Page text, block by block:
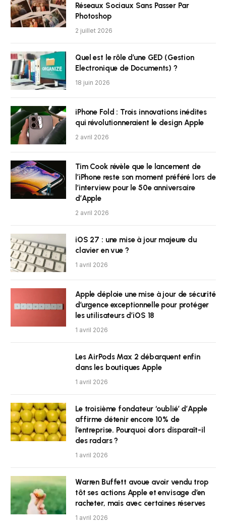
Réseaux Sociaux Sans Passer Par
Photoshop
2 juillet 2026
Quel est le rôle d’une GED (Gestion
Electronique de Documents) ?
18 juin 2026
iPhone Fold : Trois innovations inédites
qui révolutionneraient le design Apple
2 avril 2026
Tim Cook révèle que le lancement de
l’iPhone reste son moment préféré lors de
l’interview pour le 50e anniversaire
d’Apple
2 avril 2026
iOS 27 : une mise à jour majeure du
clavier en vue ?
1 avril 2026
Apple déploie une mise à jour de sécurité
d’urgence exceptionnelle pour protéger
les utilisateurs d’iOS 18
1 avril 2026
Les AirPods Max 2 débarquent enfin
dans les boutiques Apple
1 avril 2026
Le troisième fondateur ‘oublié’ d’Apple
affirme détenir encore 10% de
l’entreprise. Pourquoi alors disparaît-il
des radars ?
1 avril 2026
Warren Buffett avoue avoir vendu trop
tôt ses actions Apple et envisage d’en
racheter, mais avec certaines réserves
1 avril 2026